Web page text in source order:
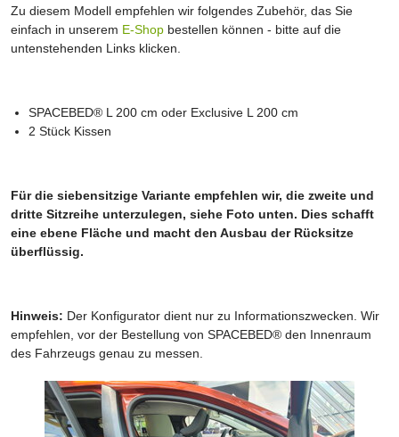
Zu diesem Modell empfehlen wir folgendes Zubehör, das Sie
einfach in unserem E-Shop bestellen können - bitte auf die
untenstehenden Links klicken.
SPACEBED® L 200 cm oder Exclusive L 200 cm
2 Stück Kissen
Für die siebensitzige Variante empfehlen wir, die zweite und
dritte Sitzreihe unterzulegen, siehe Foto unten. Dies schafft
eine ebene Fläche und macht den Ausbau der Rücksitze
überflüssig.
Hinweis: Der Konfigurator dient nur zu Informationszwecken. Wir
empfehlen, vor der Bestellung von SPACEBED® den Innenraum
des Fahrzeugs genau zu messen.